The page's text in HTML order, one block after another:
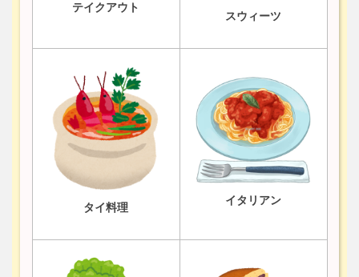
テイクアウト
スウィーツ
タイ料理
イタリアン